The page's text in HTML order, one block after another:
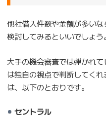
他社借入件数や金額が多い
検討してみるといいでしょう。
大手の機会審査では弾かれ
は独自の視点で判断してく
は、以下のとおりです。
セントラル